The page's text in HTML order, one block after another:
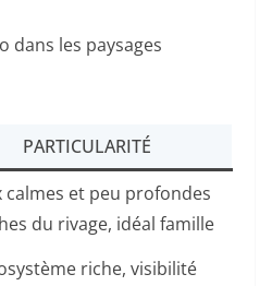
dans les paysages
PARTICULARITÉ
calmes et peu profondes
du rivage, idéal famille
riche, visibilité